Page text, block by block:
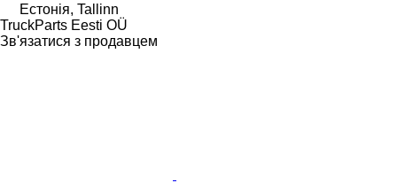
Естонія, Tallinn
TruckParts Eesti OÜ
Зв'язатися з продавцем